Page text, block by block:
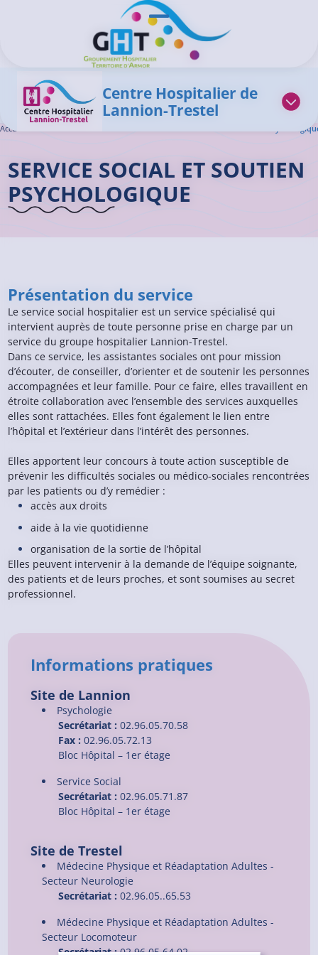
Ouvrir/Fermer le menu
Centre Hospitalier de
Lannion-Trestel
Accueil GHT Service Social et Soutien
SERVICE SOCIAL ET SOUTIEN
PSYCHOLOGIQUE
Présentation du service
Le service social hospitalier est un service spécialisé qui
intervient auprès de toute personne prise en charge par un
service du groupe hospitalier Lannion-Trestel.
Dans ce service, les assistantes sociales ont pour mission
d’écouter, de conseiller, d’orienter et de soutenir les personnes
accompagnées et leur famille. Pour ce faire, elles travaillent en
étroite collaboration avec l’ensemble des services auxquelles
elles sont rattachées. Elles font également le lien entre
l’hôpital et l’extérieur dans l’intérêt des personnes.
Elles apportent leur concours à toute action susceptible de
prévenir les difficultés sociales ou médico-sociales rencontrées
par les patients ou d’y remédier :
accès aux droits
aide à la vie quotidienne
organisation de la sortie de l’hôpital
Elles peuvent intervenir à la demande de l’équipe soignante,
des patients et de leurs proches, et sont soumises au secret
professionnel.
Informations pratiques
Site de Lannion
Psychologie
Secrétariat : 02.96.05.70.58
Fax : 02.96.05.72.13
Bloc Hôpital – 1er étage
Service Social
Secrétariat : 02.96.05.71.87
Bloc Hôpital – 1er étage
Site de Trestel
Médecine Physique et Réadaptation Adultes -
Secteur Neurologie
Secrétariat : 02.96.05..65.53
Médecine Physique et Réadaptation Adultes -
Secteur Locomoteur
Secrétariat : 02.96.05.64.02
Panneau de gestion des cookies